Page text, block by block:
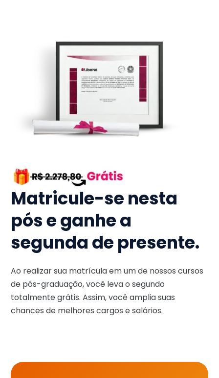
Matricule-se nesta
pós e ganhe a
segunda de presente.
Ao realizar sua matrícula em um de nossos cursos
de pós-graduação, você leva o segundo
totalmente grátis. Assim, você amplia suas
chances de melhores cargos e salários.